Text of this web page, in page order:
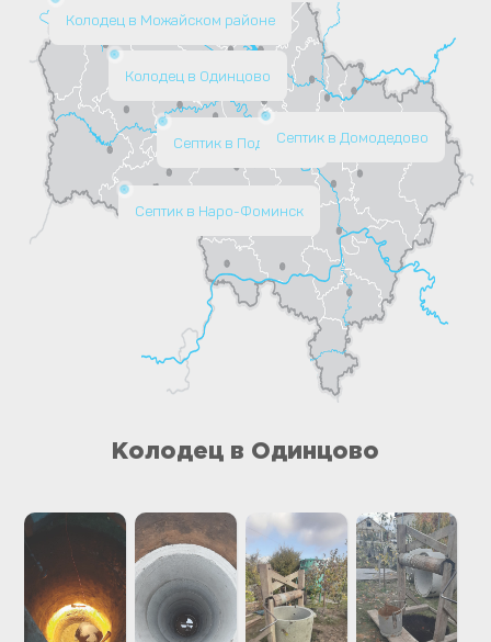
Колодец в Одинцово
Септик в Подольске
Септик в Наро-Фоминск
Колодец в Можайском районе
Септик в Домодедово
Колодец в Одинцово